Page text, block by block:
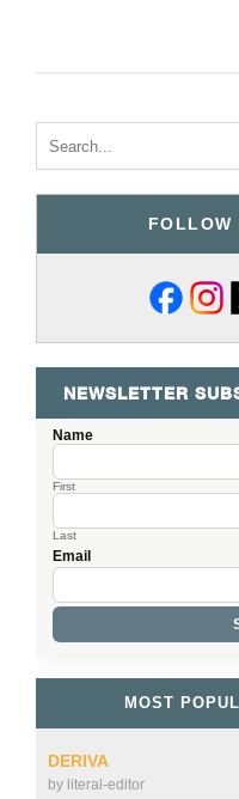
FOLLOW
NEWSLETTER
Name
First
Last
Email
MOST
DERIVA
by literal-editor